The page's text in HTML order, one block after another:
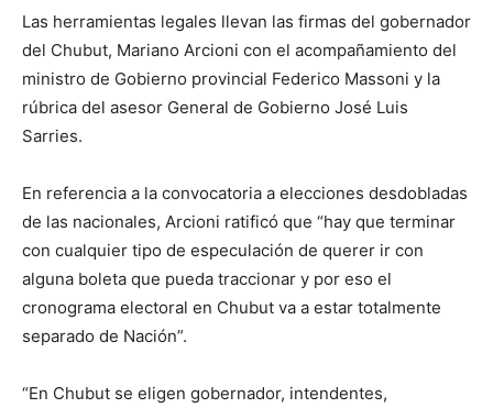
Las herramientas legales llevan las firmas del gobernador
del Chubut, Mariano Arcioni con el acompañamiento del
ministro de Gobierno provincial Federico Massoni y la
rúbrica del asesor General de Gobierno José Luis
Sarries.
En referencia a la convocatoria a elecciones desdobladas
de las nacionales, Arcioni ratificó que “hay que terminar
con cualquier tipo de especulación de querer ir con
alguna boleta que pueda traccionar y por eso el
cronograma electoral en Chubut va a estar totalmente
separado de Nación”.
“En Chubut se eligen gobernador, intendentes,